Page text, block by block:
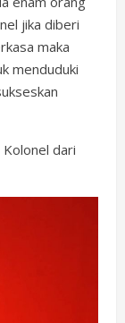
jika diberi
maka
menduduki
dari